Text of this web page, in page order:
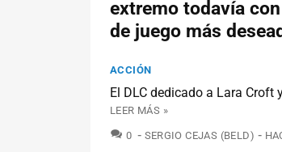
extremo todavía
de juego más
ACCIÓN
El DLC dedicado a Lara Croft
LEER MÁS »
0 COMENTARIOS
SERGIO CEJAS (BELD)